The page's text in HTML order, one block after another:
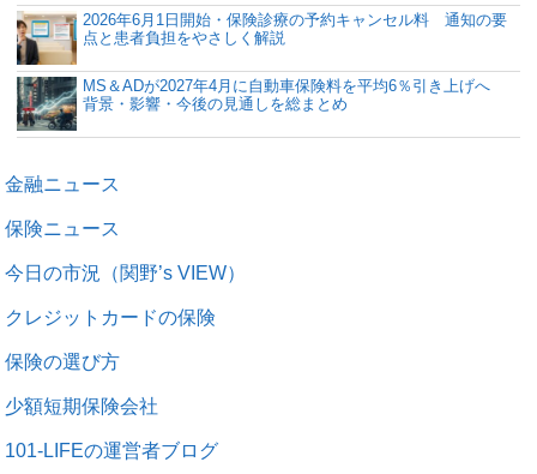
2026年6月1日開始・保険診療の予約キャンセル料 通知の要
点と患者負担をやさしく解説
MS＆ADが2027年4月に自動車保険料を平均6％引き上げへ
背景・影響・今後の見通しを総まとめ
金融ニュース
保険ニュース
今日の市況（関野’s VIEW）
クレジットカードの保険
保険の選び方
少額短期保険会社
101-LIFEの運営者ブログ